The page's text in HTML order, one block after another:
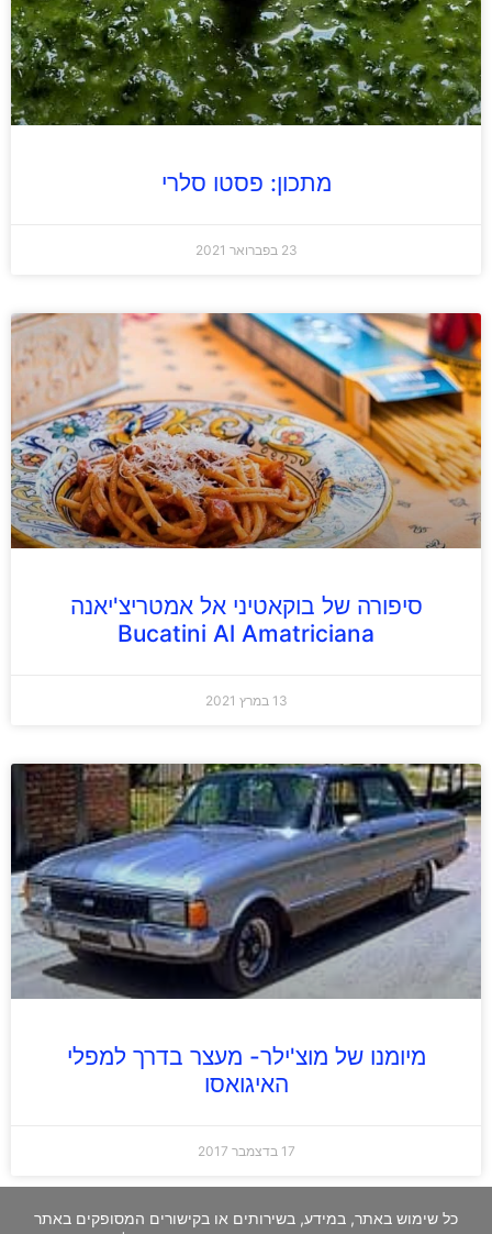
מתכון: פסטו סלרי
23 בפברואר 2021
סיפורה של בוקאטיני אל אמטריצ'יאנה
Bucatini Al Amatriciana
13 במרץ 2021
מיומנו של מוצ'ילר- מעצר בדרך למפלי
האיגואסו
17 בדצמבר 2017
כל שימוש באתר, במידע, בשירותים או בקישורים המסופקים באתר